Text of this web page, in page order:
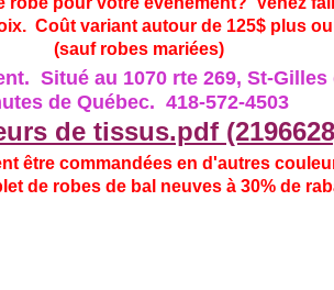
Coût variant autour de 125$ plus
(sauf robes mariées)
Situé au 1070 rte 269, St-Gilles
de Québec. 418-572-4503
de tissus.pdf
être commandées en d'autres
de robes de bal neuves à 30% de